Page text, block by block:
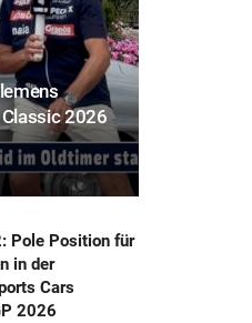
2026
Pole Position für
in der
Cars
2026